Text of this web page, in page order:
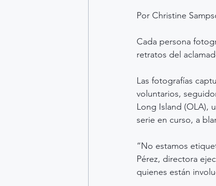
Por Christine
Cada persona
retratos del
Las fotografías
voluntarios,
Long Island (OLA),
serie en curso, a
“No estamos
Pérez, directora
quienes están